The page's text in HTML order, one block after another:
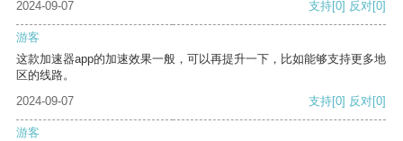
2024-09-07 支持[0] 反对[0]
游客
这款加速器app的加速效果一般，可以再提升一下，比如能够支持更多地
区的线路。
2024-09-07
支持[0] 反对[0]
游客